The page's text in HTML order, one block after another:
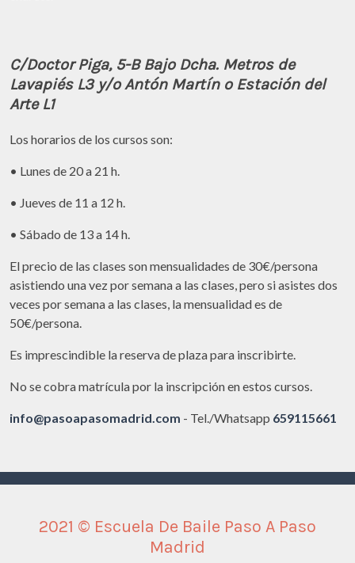
C/Doctor Piga, 5-B Bajo Dcha. Metros de
Lavapiés L3 y/o Antón Martín o Estación del
Arte L1
Los horarios de los cursos son:
• Lunes de 20 a 21 h.
• Jueves de 11 a 12 h.
• Sábado de 13 a 14 h.
El precio de las clases son mensualidades de 30€/persona
asistiendo una vez por semana a las clases, pero si asistes dos
veces por semana a las clases, la mensualidad es de
50€/persona.
Es imprescindible la reserva de plaza para inscribirte.
No se cobra matrícula por la inscripción en estos cursos.
info@pasoapasomadrid.com - Tel./Whatsapp 659115661
2021 © Escuela De Baile Paso A Paso
Madrid